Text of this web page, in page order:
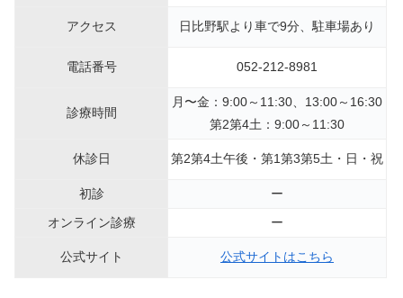
アクセス 日比野駅より車で9分、駐車場あり
電話番号 052-212-8981
診療時間
月〜金：9:00～11:30、13:00～16:30
第2第4土：9:00～11:30
休診日 第2第4土午後・第1第3第5土・日・祝
初診
ー
オンライン診療
ー
公式サイト 公式サイトはこちら